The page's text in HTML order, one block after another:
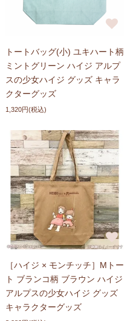
トートバッグ(小) ユキハート柄
ミントグリーン ハイジ アルプ
スの少女ハイジ グッズ キャラ
クターグッズ
1,320円(税込)
［ハイジ × モンチッチ］Mトー
ト ブランコ柄 ブラウン ハイジ
アルプスの少女ハイジ グッズ
キャラクターグッズ